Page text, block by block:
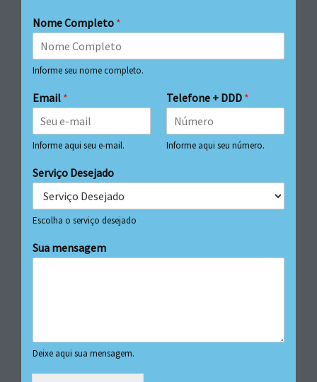
Nome Completo *
Informe seu nome completo.
Email *
Informe aqui seu e-mail.
Telefone + DDD *
Informe aqui seu número.
Serviço Desejado
Escolha o serviço desejado
Sua mensagem
Deixe aqui sua mensagem.